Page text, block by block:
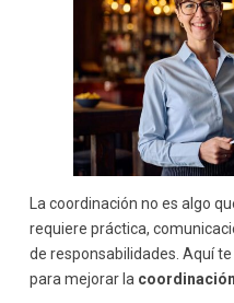
La coordinación no es algo
requiere práctica,
de responsabilidades. Aquí
para mejorar la